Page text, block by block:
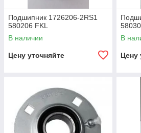
Подшипник 1726206-2RS1
580206 FKL
В наличии
Цену уточняйте
В
Цену